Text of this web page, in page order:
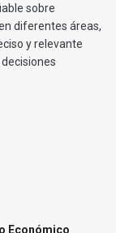
sobre
diferentes áreas,
y relevante
Económico